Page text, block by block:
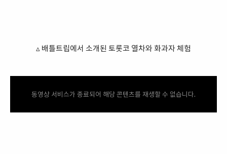
▵ 배틀트립에서 소개된 토롯코 열차와 화과자 체험
동영상 서비스가 종료되어 해당 콘텐츠를 재생할 수 없습니다.